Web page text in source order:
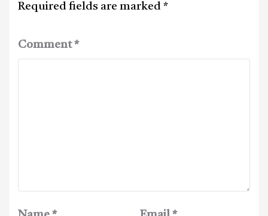
Required fields are marked *
Comment*